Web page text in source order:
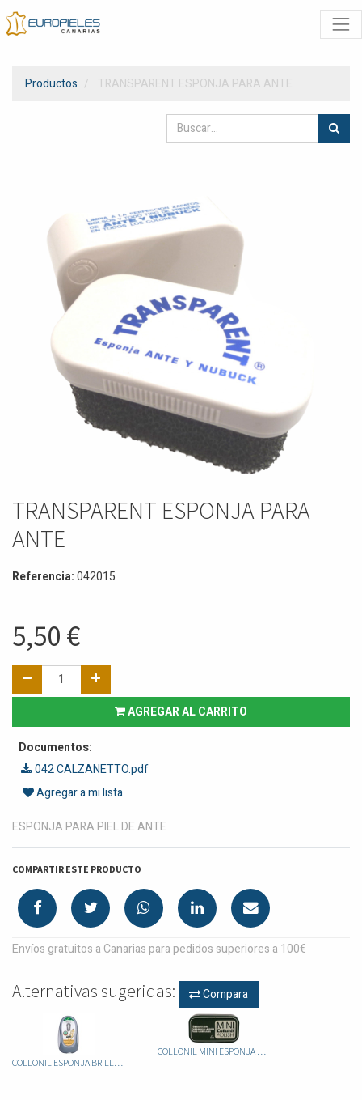
Productos TRANSPARENT ESPONJA PARA ANTE
TRANSPARENT ESPONJA PARA
ANTE
Referencia:042015
5,50 €
AGREGAR AL CARRITO
Documentos:
042 CALZANETTO.pdf
Agregar a mi lista
ESPONJA PARA PIEL DE ANTE
COMPARTIR ESTE PRODUCTO
Envíos gratuitos a Canarias para pedidos superiores a 100€
Alternativas sugeridas: Compara
COLLONIL MINI ESPONJA BRILLO